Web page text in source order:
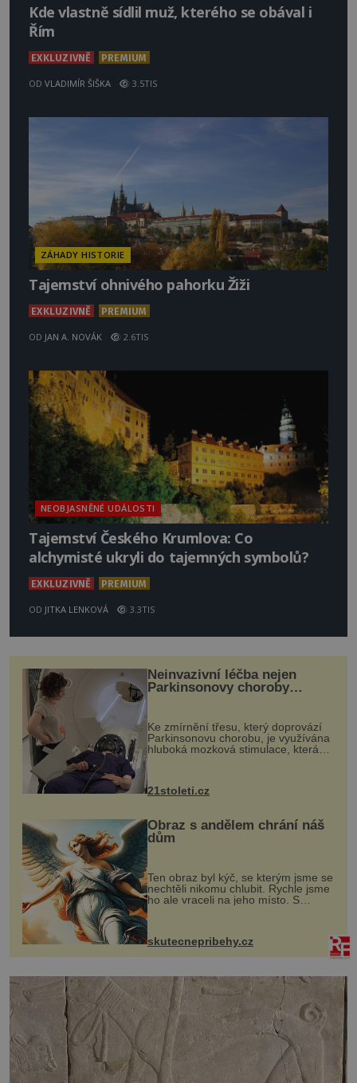
Kde vlastně sídlil muž, kterého se obával i
Řím
EXKLUZIVNĚ PREMIUM
OD VLADIMÍR ŠIŠKA 3.5TIS
ZÁHADY HISTORIE
Tajemství ohnivého pahorku Žiži
EXKLUZIVNĚ PREMIUM
OD JAN A. NOVÁK 2.6TIS
NEOBJASNĚNÉ UDÁLOSTI
Tajemství Českého Krumlova: Co
alchymisté ukryli do tajemných symbolů?
EXKLUZIVNĚ PREMIUM
OD JITKA LENKOVÁ 3.3TIS
Neinvazivní léčba nejen
Parkinsonovy choroby
Ke zmírnění třesu, který doprovází
Parkinsonovu chorobu, je využívána
hluboká mozková stimulace, která
však vyžaduje vysoce invazivní
k dostatečně přesnému zacílení ...
21stoleti.cz
Obraz s andělem chrání náš
dům
Ten obraz byl kýč, se kterým jsme se
nechtěli nikomu chlubit. Rychle jsme
ho ale vraceli na jeho místo. S
manželem Vaškem jsme si pořídili
chaloupku, takový domek na severu
Čech, kde jsme si naplánova...
skutecnepribehy.cz